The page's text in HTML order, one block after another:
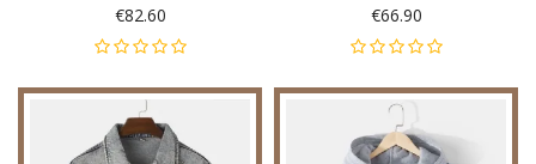
€82.60
€66.90